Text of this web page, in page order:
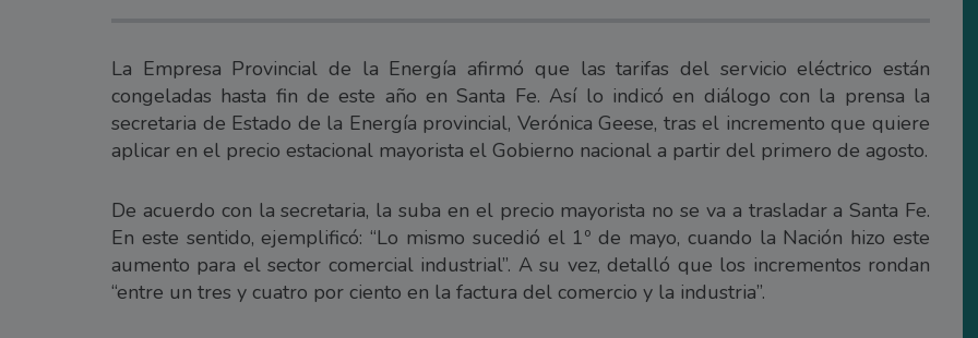
La Empresa Provincial de la Energía afirmó que las tarifas del servicio eléctrico están
congeladas hasta fin de este año en Santa Fe. Así lo indicó en diálogo con la prensa la
secretaria de Estado de la Energía provincial, Verónica Geese, tras el incremento que quiere
aplicar en el precio estacional mayorista el Gobierno nacional a partir del primero de agosto.
De acuerdo con la secretaria, la suba en el precio mayorista no se va a trasladar a Santa Fe.
En este sentido, ejemplificó: “Lo mismo sucedió el 1º de mayo, cuando la Nación hizo este
aumento para el sector comercial industrial”. A su vez, detalló que los incrementos rondan
“entre un tres y cuatro por ciento en la factura del comercio y la industria”.